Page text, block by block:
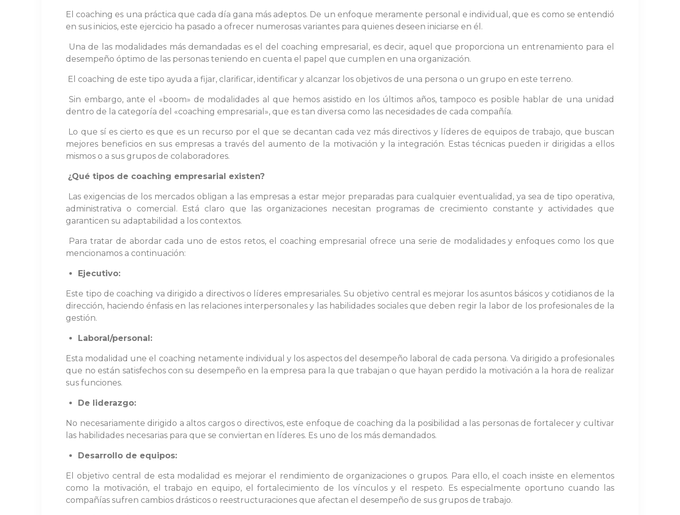
El coaching es una práctica que cada día gana más adeptos. De un enfoque meramente personal e individual, que es como se entendió
en sus inicios, este ejercicio ha pasado a ofrecer numerosas variantes para quienes deseen iniciarse en él.
Una de las modalidades más demandadas es el del coaching empresarial, es decir, aquel que proporciona un entrenamiento para el
desempeño óptimo de las personas teniendo en cuenta el papel que cumplen en una organización.
El coaching de este tipo ayuda a fijar, clarificar, identificar y alcanzar los objetivos de una persona o un grupo en este terreno.
Sin embargo, ante el «boom» de modalidades al que hemos asistido en los últimos años, tampoco es posible hablar de una unidad
dentro de la categoría del «coaching empresarial», que es tan diversa como las necesidades de cada compañía.
Lo que sí es cierto es que es un recurso por el que se decantan cada vez más directivos y líderes de equipos de trabajo, que buscan
mejores beneficios en sus empresas a través del aumento de la motivación y la integración. Estas técnicas pueden ir dirigidas a ellos
mismos o a sus grupos de colaboradores.
¿Qué tipos de coaching empresarial existen?
Las exigencias de los mercados obligan a las empresas a estar mejor preparadas para cualquier eventualidad, ya sea de tipo operativa,
administrativa o comercial. Está claro que las organizaciones necesitan programas de crecimiento constante y actividades que
garanticen su adaptabilidad a los contextos.
Para tratar de abordar cada uno de estos retos, el coaching empresarial ofrece una serie de modalidades y enfoques como los que
mencionamos a continuación:
Ejecutivo:
Este tipo de coaching va dirigido a directivos o líderes empresariales. Su objetivo central es mejorar los asuntos básicos y cotidianos de la
dirección, haciendo énfasis en las relaciones interpersonales y las habilidades sociales que deben regir la labor de los profesionales de la
gestión.
Laboral/personal:
Esta modalidad une el coaching netamente individual y los aspectos del desempeño laboral de cada persona. Va dirigido a profesionales
que no están satisfechos con su desempeño en la empresa para la que trabajan o que hayan perdido la motivación a la hora de realizar
sus funciones.
De liderazgo:
No necesariamente dirigido a altos cargos o directivos, este enfoque de coaching da la posibilidad a las personas de fortalecer y cultivar
las habilidades necesarias para que se conviertan en líderes. Es uno de los más demandados.
Desarrollo de equipos:
El objetivo central de esta modalidad es mejorar el rendimiento de organizaciones o grupos. Para ello, el coach insiste en elementos
como la motivación, el trabajo en equipo, el fortalecimiento de los vínculos y el respeto. Es especialmente oportuno cuando las
compañías sufren cambios drásticos o reestructuraciones que afectan el desempeño de sus grupos de trabajo.